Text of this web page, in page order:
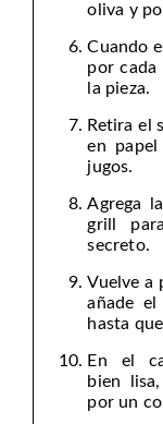
oliva y
Cuando
por cada
la pieza.
Retira el
en papel
jugos.
Agrega
grill
secreto.
Vuelve a
añade el
hasta
En el
bien
por un